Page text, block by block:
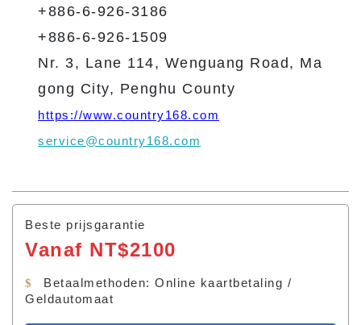
+886-6-926-3186
+886-6-926-1509
Nr. 3, Lane 114, Wenguang Road, Ma
gong City, Penghu County
https://www.country168.com
service@country168.com
Beste prijsgarantie
Vanaf NT$2100
Betaalmethoden: Online kaartbetaling /
Geldautomaat